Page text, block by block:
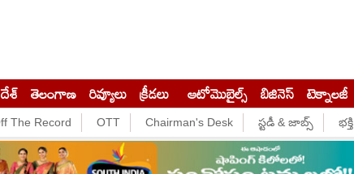
తెలంగాణ రివ్యూలు క్రీడలు ఆటోమొబైల్స్ బిజినెస్‌ టెక్నాలజీ
The Record OTT Chairman's Desk స్టడీ & జాబ్స్ భక్తి